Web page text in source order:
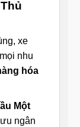
xe
nhu
hóa
Một
ngân